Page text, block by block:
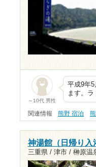
～10代 男性
平成9年
ます。
関連情報 熊野 宿泊
神湯館（日帰り入
三重県 / 津市 / 榊原温